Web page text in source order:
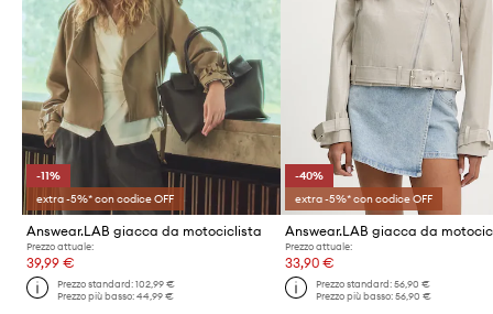
-11%
extra -5%* con codice OFF
Answear.LAB giacca da motociclista
Prezzo attuale:
39,99 €
Prezzo standard:102,99 €
Prezzo più basso:44,99 €
-40%
extra -5%* con codice OFF
Answear.LAB giacca da
Prezzo attuale:
33,90 €
Prezzo standard: 56,90 €
Prezzo più basso: 56,90 €